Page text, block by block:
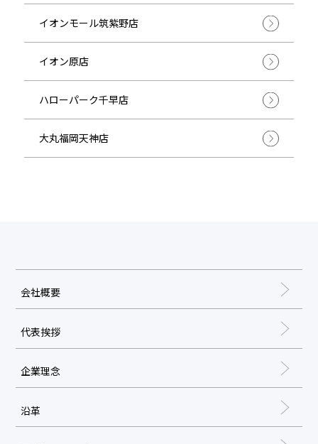
イオンモール筑紫野店
イオン原店
ハローパーク千早店
大丸福岡天神店
会社概要
代表挨拶
企業理念
沿革